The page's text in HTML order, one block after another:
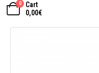
0
Cart
0,00€